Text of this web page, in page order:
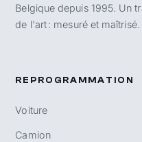
Belgique depuis 1995. Un
de l'art : mesuré et maîtrisé.
REPROGRAMMATION
Voiture
Camion